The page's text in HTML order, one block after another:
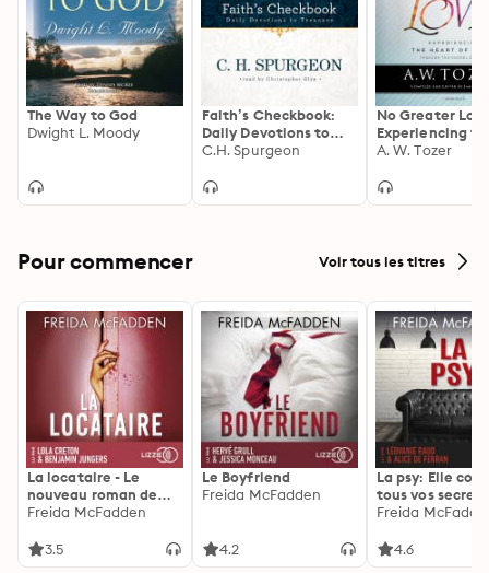
The Way to God
Dwight L. Moody
Faith’s Checkbook:
Daily Devotions to
Treasure
C.H. Spurgeon
No Greater
Experiencing
Heart of Jesus
John
A. W. Tozer
Pour commencer Voir tous les titres
La locataire - Le
nouveau roman de
l'autrice de La femme
Freida McFadden
3.5
Le Boyfriend
Freida McFadden
4.2
La psy: Elle
tous vos
découvrez les
Freida
4.6